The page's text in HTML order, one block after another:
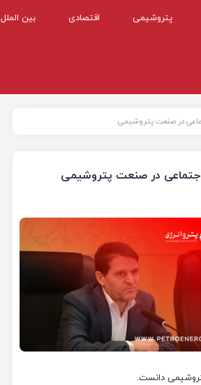
پتروشیمی اقتصادی بین الملل
دانست.